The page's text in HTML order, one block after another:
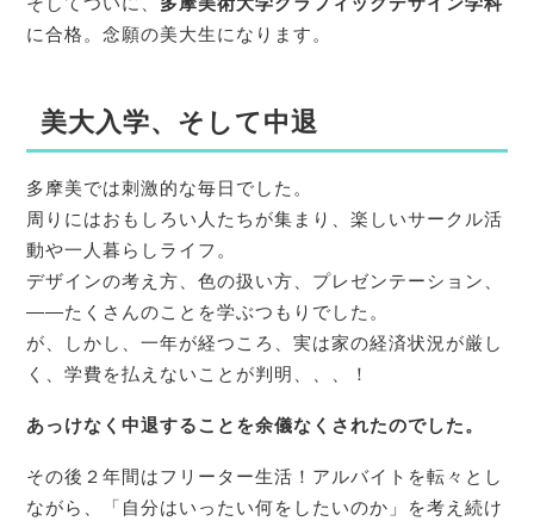
に合格。念願の美大生になります。
美大入学、そして中退
多摩美では刺激的な毎日でした。
周りにはおもしろい人たちが集まり、楽しいサークル活
動や一人暮らしライフ。
デザインの考え方、色の扱い方、プレゼンテーション、
――たくさんのことを学ぶつもりでした。
が、しかし、一年が経つころ、実は家の経済状況が厳し
く、学費を払えないことが判明、、、！
あっけなく中退することを余儀なくされたのでした。
その後２年間はフリーター生活！アルバイトを転々とし
ながら、「自分はいったい何をしたいのか」を考え続け